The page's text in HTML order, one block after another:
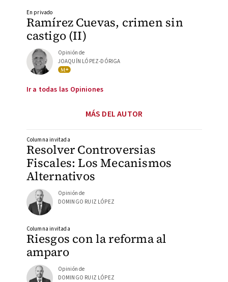
Ramírez Cuevas, crimen sin
castigo (II)
En privado
Opinión de
JOAQUÍN LÓPEZ-DÓRIGA
Ir a todas las Opiniones
MÁS DEL AUTOR
Resolver Controversias
Fiscales: Los Mecanismos
Alternativos
Columna invitada
Opinión de
DOMINGO RUIZ LÓPEZ
Riesgos con la reforma al
amparo
Columna invitada
Opinión de
DOMINGO RUIZ LÓPEZ